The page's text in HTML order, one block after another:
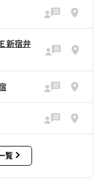
新宿弁
覧